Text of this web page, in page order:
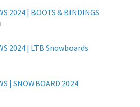
2024 | BOOTS & BINDINGS
2024 | LTB Snowboards
| SNOWBOARD 2024